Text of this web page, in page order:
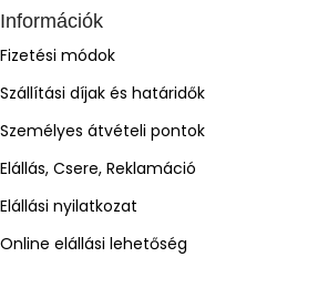
Információk
Fizetési módok
Szállítási díjak és határidők
Személyes átvételi pontok
Elállás, Csere, Reklamáció
Elállási nyilatkozat
Online elállási lehetőség